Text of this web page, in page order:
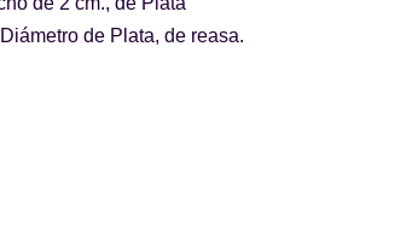
de Plata, de reasa.